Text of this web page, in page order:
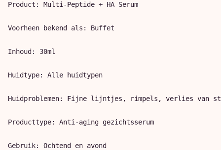
Product: Multi-Peptide + HA Serum
Voorheen bekend als: Buffet
Inhoud: 30ml
Huidtype: Alle huidtypen
Huidproblemen: Fijne lijntjes, rimpels, verlies van
Producttype: Anti-aging gezichtsserum
Gebruik: Ochtend en avond